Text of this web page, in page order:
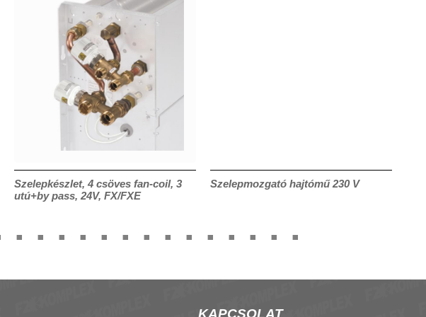
Szelepkészlet, 4 csöves fan-coil, 3
utú+by pass, 24V, FX/FXE
Szelepmozgató hajtómű 230 V
KAPCSOLAT